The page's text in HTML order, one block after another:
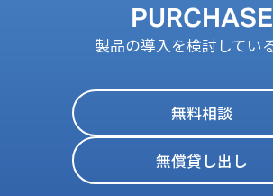
PURCHASE
製品の導入を検討してい
無料相談
無償貸し出し